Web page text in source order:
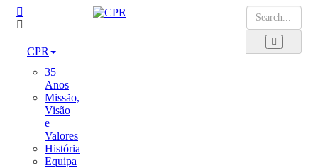
CPR
35
Anos
Missão,
Visão
e
Valores
História
Equipa